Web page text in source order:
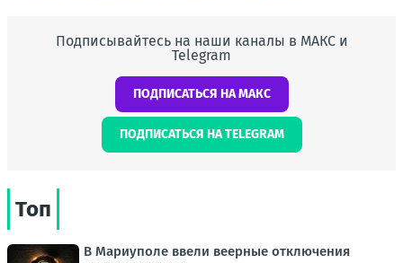
Подписывайтесь на наши каналы в МАКС и
Telegram
ПОДПИСАТЬСЯ НА МАКС
ПОДПИСАТЬСЯ НА TELEGRAM
Топ
В Мариуполе ввели веерные отключения